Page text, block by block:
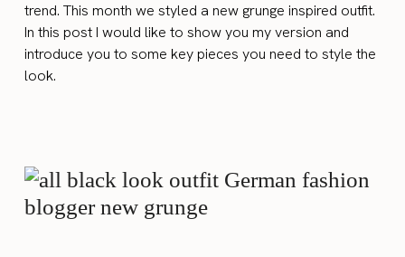
trend. This month we styled a new grunge inspired outfit.
In this post I would like to show you my version and
introduce you to some key pieces you need to style the
look.